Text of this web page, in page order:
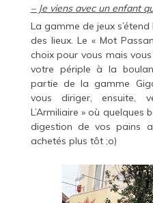
– Je viens avec un enfant
La gamme de jeux
des lieux. Le « Mot
choix pour vous mais
votre périple à la
partie de la gamme
vous diriger, ensuite,
L’Armiliaire » où quelques
digestion de vos pains
achetés plus tôt ;o)